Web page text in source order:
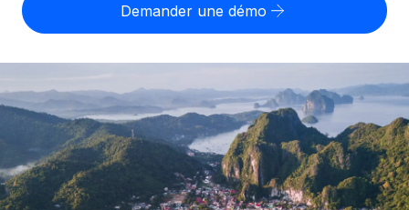
Gestion des freelances
Intégrez et gérez vos freelances partout dans le monde
PEO
Sous-traitez les opérations complexes liées à l’emploi
Explorateur des États-Unis (par État)
Simplifiez l’embauche à travers les différents États des
Comparer Remote
Examinez notre service par rapport aux autres
CROISSANCE
Start-ups
Évaluez le risque de requalification de contrat par pays
pays
Calculateur de paiement des freelances
Découvrez les devises disponibles et les vitesses de
paiement pour vos freelances internationaux
Nederlands
Français
Deutsch
Connexion
Demander une démo